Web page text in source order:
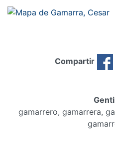
Compartir
gamarrero, gamarrera,